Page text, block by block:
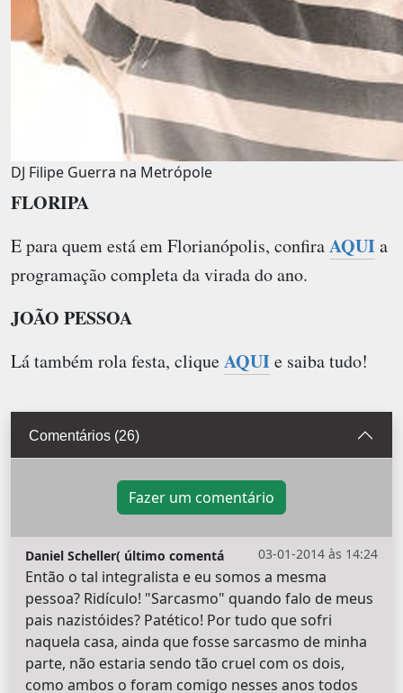
DJ Filipe Guerra na Metrópole
FLORIPA
E para quem está em Florianópolis, confiraAQUIa
programação completa da virada do ano.
JOÃO PESSOA
Lá também rola festa, cliqueAQUIe saiba tudo!
Comentários (26)
Fazer um comentário
03-01-2014 às 14:24
Daniel Scheller( último comentá
Então o tal integralista e eu somos a mesma
pessoa? Ridículo! "Sarcasmo" quando falo de meus
pais nazistóides? Patético! Por tudo que sofri
naquela casa, ainda que fosse sarcasmo de minha
parte, não estaria sendo tão cruel com os dois,
como ambos o foram comigo nesses anos todos